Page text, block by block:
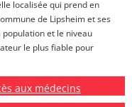
localisée qui prend en
de Lipsheim et ses
et le niveau
le plus fiable pour
aux médecins